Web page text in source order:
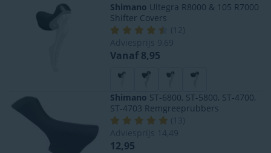
shifters weer fijn vast te kunnen houden, wat van
groot belang is voor het fietscomfort!
Shimano Ultegra R8000 & 105 R7000
Shifter Covers
( 12
Adviesprijs
9,69
Vanaf 8,95
Shimano ST-6800, ST-5800, ST-4700,
ST-4703 Remgreeprubbers
(
13
Adviesprijs
14,49
12,95